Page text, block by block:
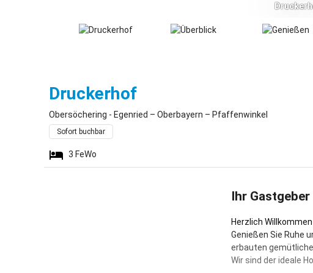
DruckerhofObersöchering -
Obersöchering - Egenried – Oberbayern – Pfaffenwinkel
Sofort buchbar
3 FeWo
Ihr
Herzlich
Genießen Sie Ruhe
erbauten
Wir sind der ideale